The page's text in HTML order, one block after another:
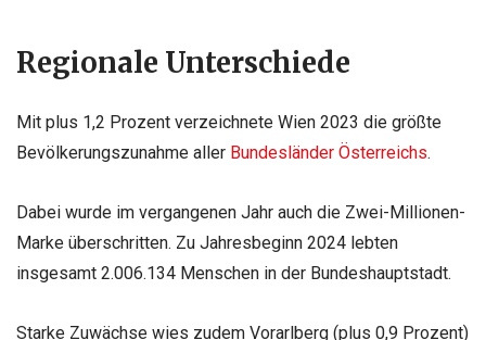
Regionale Unterschiede
Mit plus 1,2 Prozent verzeichnete Wien 2023 die größte
Bevölkerungszunahme aller Bundesländer Österreichs.
Dabei wurde im vergangenen Jahr auch die Zwei-Millionen-
Marke überschritten. Zu Jahresbeginn 2024 lebten
insgesamt 2.006.134 Menschen in der Bundeshauptstadt.
Starke Zuwächse wies zudem Vorarlberg (plus 0,9 Prozent)